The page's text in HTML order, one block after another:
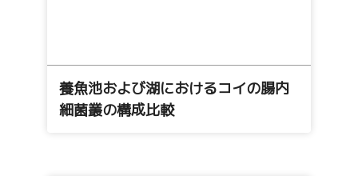
養魚池および湖におけるコイの腸内
細菌叢の構成比較